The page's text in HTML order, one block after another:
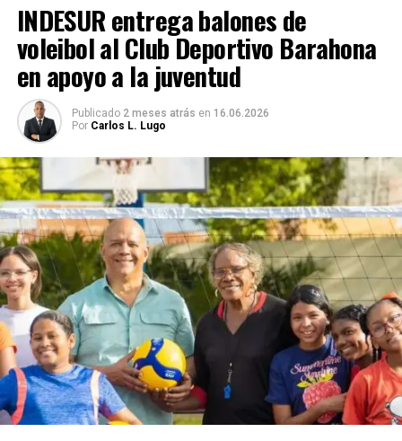
INDESUR entrega balones de
voleibol al Club Deportivo Barahona
en apoyo a la juventud
Publicado 2 meses atrás en 16.06.2026
Por Carlos L. Lugo